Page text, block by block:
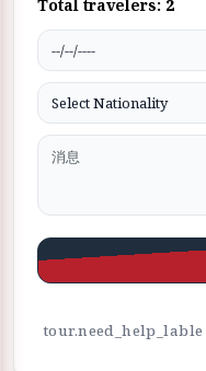
Total travelers: 2
tour.need_help_lable